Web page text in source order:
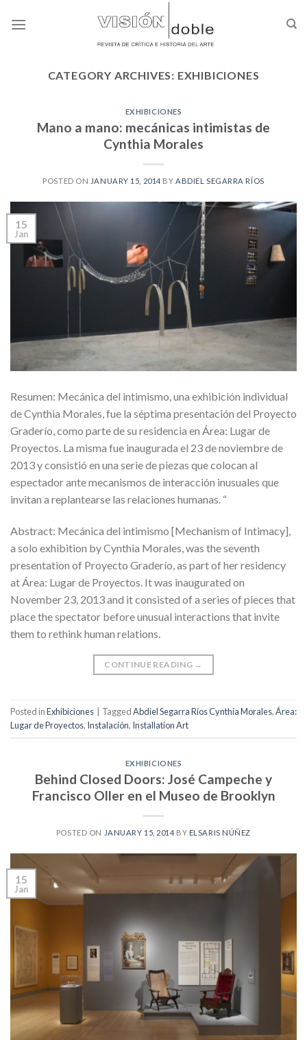
CATEGORY ARCHIVES: EXHIBICIONES
EXHIBICIONES
Mano a mano: mecánicas intimistas de
Cynthia Morales
POSTED ON JANUARY 15, 2014 BY ABDIEL SEGARRA RÍOS
15
Jan
Resumen: Mecánica del intimismo, una exhibición individual
de Cynthia Morales, fue la séptima presentación del Proyecto
Graderío, como parte de su residencia en Área: Lugar de
Proyectos. La misma fue inaugurada el 23 de noviembre de
2013 y consistió en una serie de piezas que colocan al
espectador ante mecanismos de interacción inusuales que
invitan a replantearse las relaciones humanas. “
Abstract: Mecánica del intimismo [Mechanism of Intimacy],
a solo exhibition by Cynthia Morales, was the seventh
presentation of Proyecto Graderío, as part of her residency
at Área: Lugar de Proyectos. It was inaugurated on
November 23, 2013 and it consisted of a series of pieces that
place the spectator before unusual interactions that invite
them to rethink human relations.
CONTINUE READING →
Posted inExhibiciones TaggedAbdiel Segarra Ríos Cynthia Morales,Área:
Lugar de Proyectos, Instalación, Installation Art
EXHIBICIONES
Behind Closed Doors: José Campeche y
Francisco Oller en el Museo de Brooklyn
POSTED ON JANUARY 15, 2014 BY ELSARIS NÚÑEZ
15
Jan